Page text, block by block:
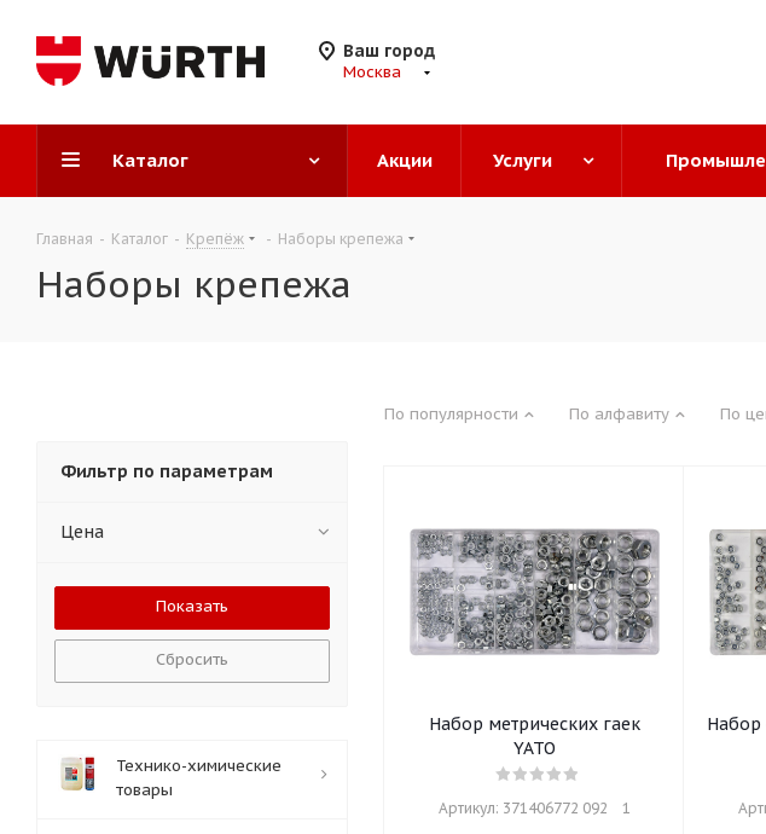
Ваш город
Москва
Каталог Акции Услуги
Главная - Каталог - Крепёж - Наборы крепежа
Наборы крепежа
По популярности По алфавиту По
Набор метрических гаек
YATO
Артикул: 371406772 092    1
Набор
Фильтр по параметрам
Цена
Сбросить
Технико-химические
товары